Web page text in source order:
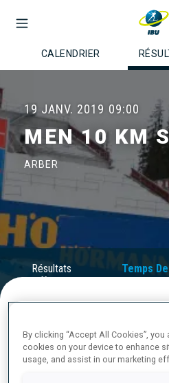
CALENDRIER
19 JANV. 2019 09:00
MEN 10 KM
ARBER
Résultats
Officiels
Temps
RÉSULTATS FINAUX –
By clicking “Accept All Cookies”,
cookies on your device to enhance
usage, and assist in our marketing